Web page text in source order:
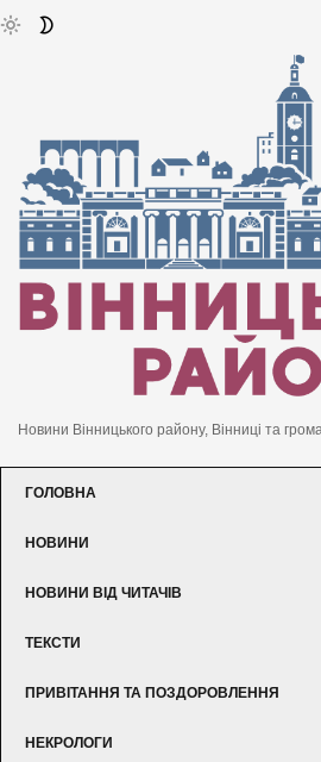
Новини Вінницького району, Вінниці та
ГОЛОВНА
НОВИНИ
НОВИНИ ВІД ЧИТАЧІВ
ТЕКСТИ
ПРИВІТАННЯ ТА ПОЗДОРОВЛЕННЯ
НЕКРОЛОГИ